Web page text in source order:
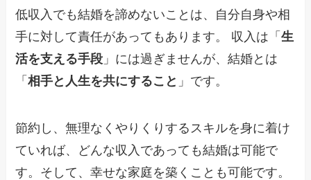
低収入でも結婚を諦めないことは、自分自身や相
手に対して責任があってもあります。 収入は「生
活を支える手段 」には過ぎませんが、結婚とは
「相手と人生を共にすること 」です。
節約し、無理なくやりくりするスキルを身に着け
ていれば、どんな収入であっても結婚は可能で
す。そして、幸せな家庭を築くことも可能です。